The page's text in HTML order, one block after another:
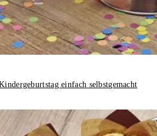
einfach selbstgemacht